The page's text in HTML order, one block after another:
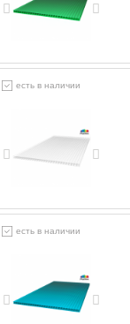
есть в наличии
есть в наличии